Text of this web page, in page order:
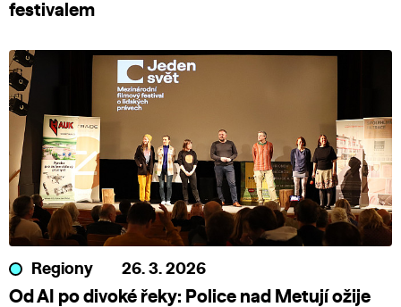
festivalem
Regiony 26. 3. 2026
Od AI po divoké řeky: Police nad Metují ožije